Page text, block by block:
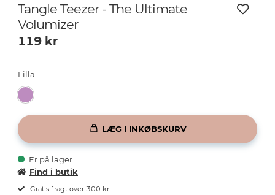
Tangle Teezer - The Ultimate
Volumizer
119 kr
Lilla
LÆG I INKØBSKURV
Er på lager
Find i butik
Gratis fragt over 300 kr